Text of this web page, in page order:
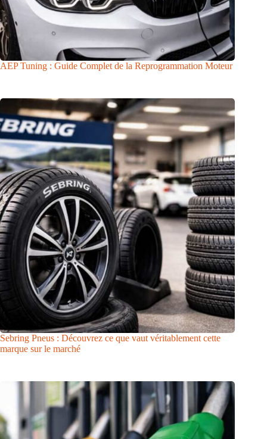
AEP Tuning : Guide Complet de la Reprogrammation Moteur
Sebring Pneus : Découvrez ce que vaut véritablement cette
marque sur le marché